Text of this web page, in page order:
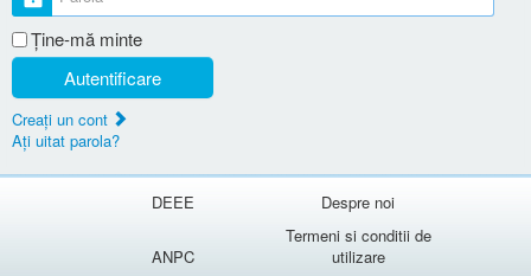
Ţine-mă minte
Autentificare
Creaţi un cont
Aţi uitat parola?
DEEE Despre noi
ANPC
Termeni si conditii de
utilizare